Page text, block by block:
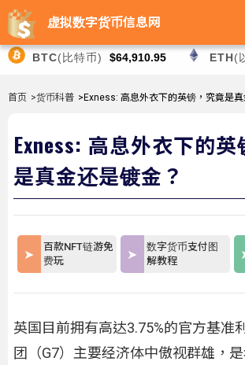
虚拟数字货币信息网
BTC(比特币) $64,910.95 ETH(
首页 >货币科普 >Exness: 高息外衣下的英镑，究竟是真
Exness: 高息外衣下的
是真金还是镀金？
百款NFT链游免
费玩
数字货币支付图
解教程
英国目前拥有高达3.75%的官方基准
团（G7）主要经济体中傲视群雄，